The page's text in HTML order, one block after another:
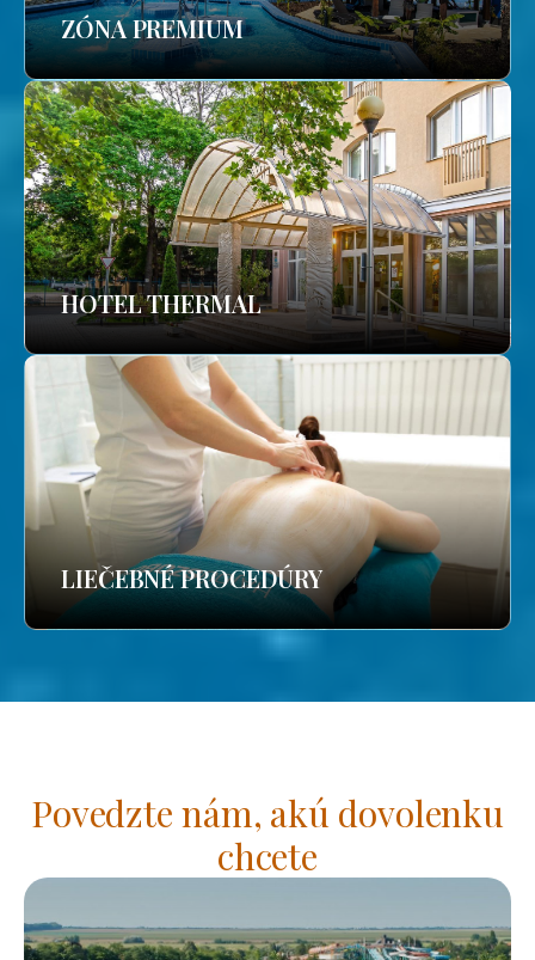
ZÓNA PREMIUM
HOTEL THERMAL
LIEČEBNÉ PROCEDÚRY
Povedzte nám, akú dovolenku
chcete